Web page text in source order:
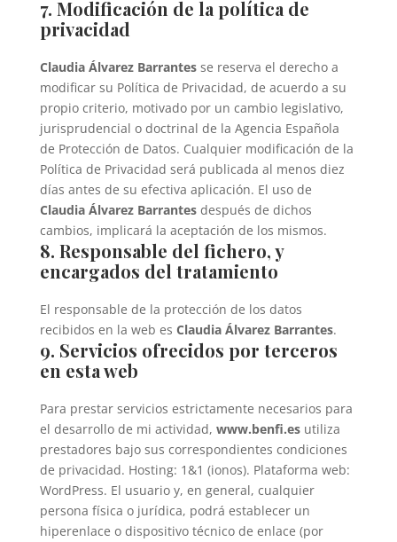
7. Modificación de la política de
privacidad
Claudia Álvarez Barrantesse reserva el derecho a
modificar su Política de Privacidad, de acuerdo a su
propio criterio, motivado por un cambio legislativo,
jurisprudencial o doctrinal de la Agencia Española
de Protección de Datos. Cualquier modificación de la
Política de Privacidad será publicada al menos diez
días antes de su efectiva aplicación. El uso de
Claudia Álvarez Barrantes después de dichos
cambios, implicará la aceptación de los mismos.
8. Responsable del fichero, y
encargados del tratamiento
El responsable de la protección de los datos
recibidos en la web es Claudia Álvarez Barrantes.
9. Servicios ofrecidos por terceros
en esta web
Para prestar servicios estrictamente necesarios para
el desarrollo de mi actividad, www.benfi.esutiliza
prestadores bajo sus correspondientes condiciones
de privacidad. Hosting: 1&1 (ionos). Plataforma web:
WordPress. El usuario y, en general, cualquier
persona física o jurídica, podrá establecer un
hiperenlace o dispositivo técnico de enlace (por